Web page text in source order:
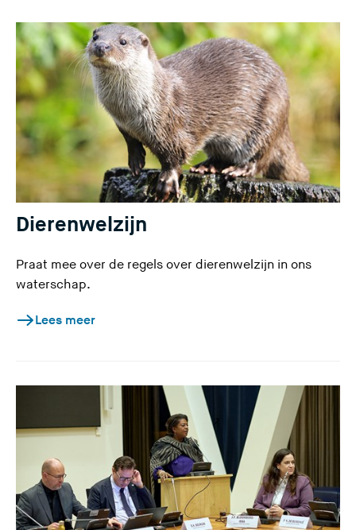
Dierenwelzijn
Praat mee over de regels over dierenwelzijn in ons
waterschap.
Lees meer